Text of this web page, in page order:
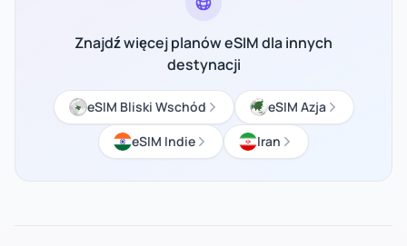
Znajdź więcej planów eSIM dla innych
destynacji
eSIM Bliski Wschód
eSIM Azja
eSIM Indie
Iran